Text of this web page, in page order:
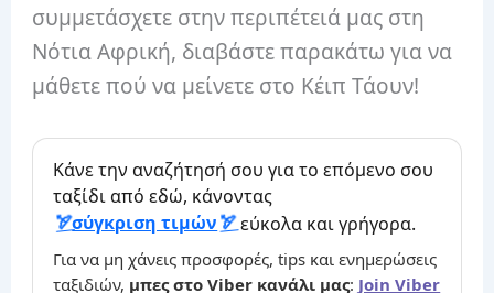
συμμετάσχετε στην περιπέτειά μας στη
Νότια Αφρική, διαβάστε παρακάτω για να
μάθετε πού να μείνετε στο Κέιπ Τάουν!
Κάνε την αναζήτησή σου για το επόμενο σου
ταξίδι από εδώ, κάνοντας
σύγκριση τιμών
εύκολα και γρήγορα.
Για να μη χάνεις προσφορές, tips και ενημερώσεις
ταξιδιών, μπες στο Viber κανάλι μας: Join Viber